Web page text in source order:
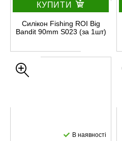
КУПИТИ
Силікон Fishing ROI Big
Bandit 90mm S023 (за 1шт)
В наявності